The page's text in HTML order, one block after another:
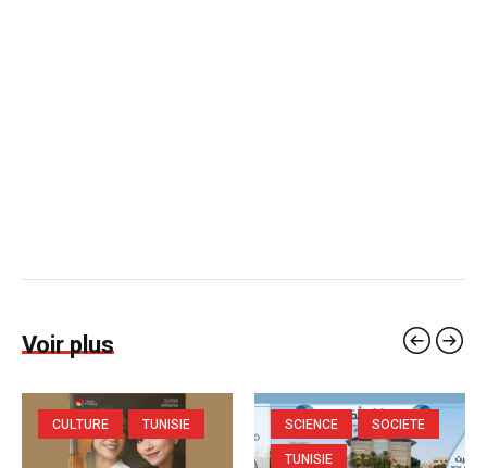
Voir plus
CULTURE TUNISIE SCIENCE
SOCIETE
TUNISIE